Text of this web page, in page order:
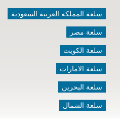
سلعة المملكه العربية السعودية
سلعة مصر
سلعة الكويت
سلعة الامارات
سلعة البحرين
سلعة الشمال